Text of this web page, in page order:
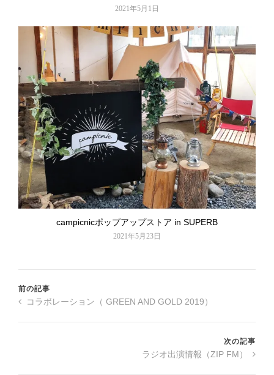
2021年5月1日
campicnicポップアップストア in SUPERB
2021年5月23日
前の記事
コラボレーション（ GREEN AND GOLD 2019）
次の記事
ラジオ出演情報（ZIP FM）